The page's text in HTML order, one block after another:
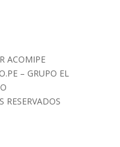
ACOMIPE
– GRUPO EL
RESERVADOS